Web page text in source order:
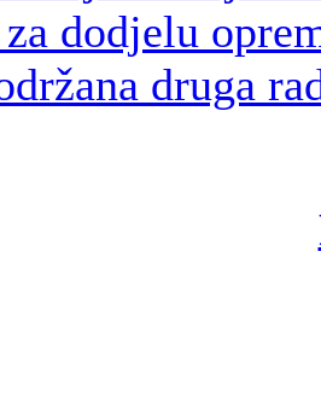
dodjelu
druga